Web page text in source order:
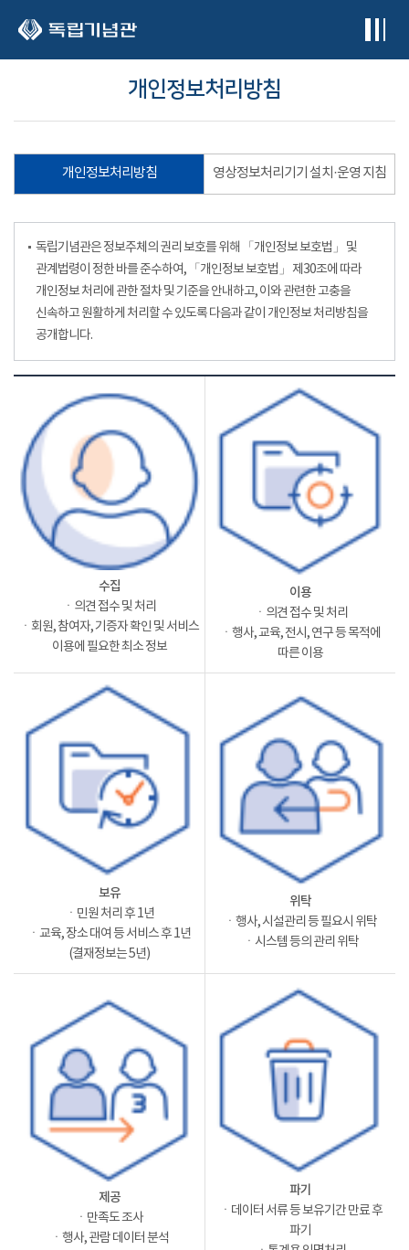
개인정보처리방침
개인정보처리방침 영상정보처리기기 설치·운영 지침
독립기념관은 정보주체의 권리 보호를 위해 「개인정보 보호법」 및
관계법령이 정한 바를 준수하여, 「개인정보 보호법」 제30조에 따라
개인정보 처리에 관한 절차 및 기준을 안내하고, 이와 관련한 고충을
신속하고 원활하게 처리할 수 있도록 다음과 같이 개인정보 처리방침을
공개합니다.
수집
ㆍ의견 접수 및 처리
ㆍ회원, 참여자, 기증자 확인 및 서비스
이용에 필요한 최소 정보
이용
ㆍ의견 접수 및 처리
ㆍ행사, 교육, 전시, 연구 등 목적에
따른 이용
보유
ㆍ민원 처리 후 1년
ㆍ교육, 장소 대여 등 서비스 후 1년
(결재정보는 5년)
위탁
ㆍ행사, 시설관리 등 필요시 위탁
ㆍ시스템 등의 관리 위탁
제공
ㆍ만족도 조사
ㆍ행사, 관람 데이터 분석
파기
ㆍ데이터 서류 등 보유기간 만료 후
파기